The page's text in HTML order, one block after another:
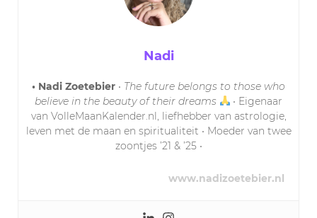
Nadi
• Nadi Zoetebier • The future belongs to those who
believe in the beauty of their dreams
• Eigenaar
van VolleMaanKalender.nl, liefhebber van astrologie,
leven met de maan en spiritualiteit • Moeder van twee
zoontjes ’21 & ’25 •
www.nadizoetebier.nl